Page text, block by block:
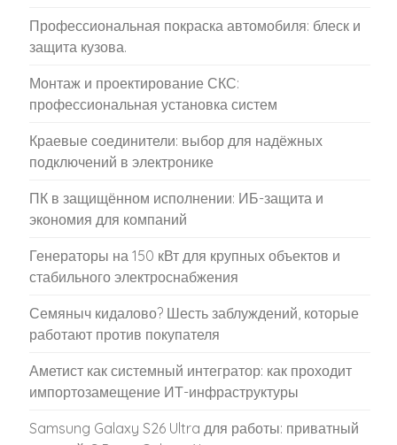
Профессиональная покраска автомобиля: блеск и
защита кузова.
Монтаж и проектирование СКС:
профессиональная установка систем
Краевые соединители: выбор для надёжных
подключений в электронике
ПК в защищённом исполнении: ИБ-защита и
экономия для компаний
Генераторы на 150 кВт для крупных объектов и
стабильного электроснабжения
Семяныч кидалово? Шесть заблуждений, которые
работают против покупателя
Аметист как системный интегратор: как проходит
импортозамещение ИТ-инфраструктуры
Samsung Galaxy S26 Ultra для работы: приватный